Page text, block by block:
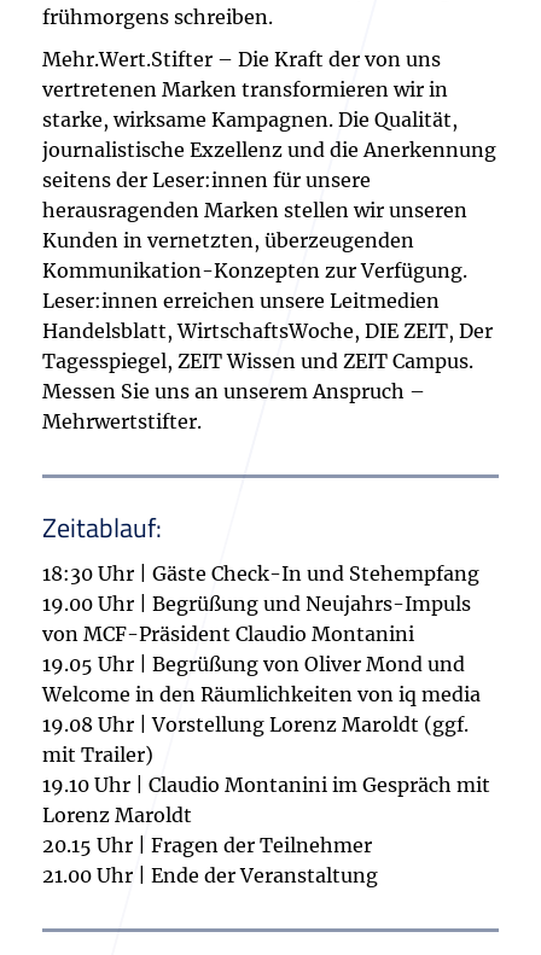
frühmorgens schreiben.
Mehr.Wert.Stifter – Die Kraft der von uns
vertretenen Marken transformieren wir in
starke, wirksame Kampagnen. Die Qualität,
journalistische Exzellenz und die Anerkennung
seitens der Leser:innen für unsere
herausragenden Marken stellen wir unseren
Kunden in vernetzten, überzeugenden
Kommunikation-Konzepten zur Verfügung.
Leser:innen erreichen unsere Leitmedien
Handelsblatt, WirtschaftsWoche, DIE ZEIT, Der
Tagesspiegel, ZEIT Wissen und ZEIT Campus.
Messen Sie uns an unserem Anspruch –
Mehrwertstifter.
Zeitablauf:
18:30 Uhr | Gäste Check-In und Stehempfang
19.00 Uhr | Begrüßung und Neujahrs-Impuls
von MCF-Präsident Claudio Montanini
19.05 Uhr | Begrüßung von Oliver Mond und
Welcome in den Räumlichkeiten von iq media
19.08 Uhr | Vorstellung Lorenz Maroldt (ggf.
mit Trailer)
19.10 Uhr | Claudio Montanini im Gespräch mit
Lorenz Maroldt
20.15 Uhr | Fragen der Teilnehmer
21.00 Uhr | Ende der Veranstaltung